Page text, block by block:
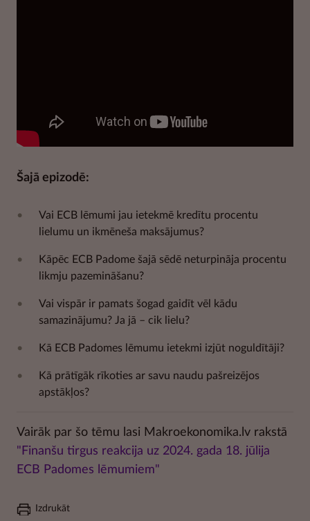
Šajā epizodē:
Vai ECB lēmumi jau ietekmē kredītu procentu
lielumu un ikmēneša maksājumus?
Kāpēc ECB Padome šajā sēdē neturpināja procentu
likmju pazemināšanu?
Vai vispār ir pamats šogad gaidīt vēl kādu
samazinājumu? Ja jā – cik lielu?
Kā ECB Padomes lēmumu ietekmi izjūt noguldītāji?
Kā prātīgāk rīkoties ar savu naudu pašreizējos
apstākļos?
Vairāk par šo tēmu lasi Makroekonomika.lv rakstā
"Finanšu tirgus reakcija uz 2024. gada 18. jūlija
ECB Padomes lēmumiem"
Izdrukāt